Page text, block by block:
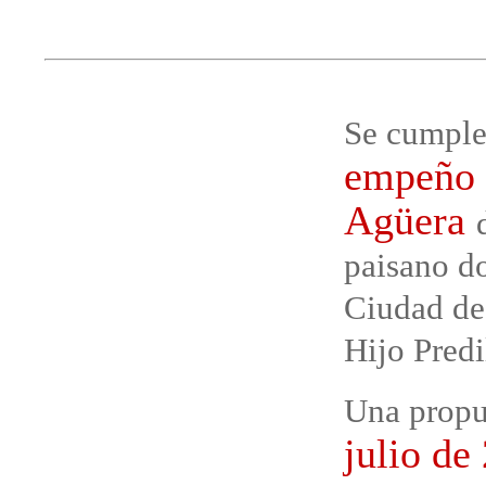
Se
Agüera
paisano
Ciudad
Hijo
Una
julio de